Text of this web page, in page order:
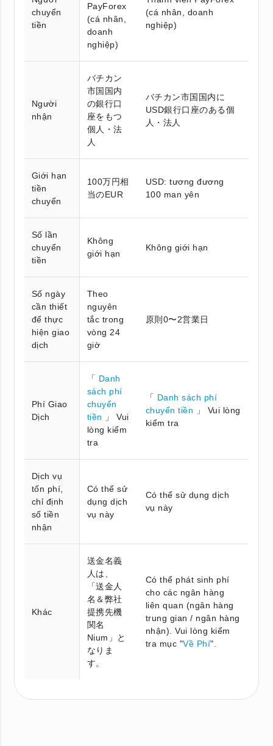
chuyển
tiền
PayForex
(cá nhân,
doanh
nghiệp)
(cá nhân, doanh
nghiệp)
Người
nhận
バチカン
市国国内
の銀行口
座をもつ
個人・法
人
バチカン市国国内に
USD銀行口座のある個
人・法人
Giới hạn
tiền
chuyển
100万円相
当のEUR
USD: tương đương
100 man yên
Số lần
chuyển
tiền
Không
giới hạn
Không giới hạn
Số ngày
cần thiết
để thực
hiện giao
dịch
Theo
nguyên
tắc trong
vòng 24
giờ
原則0〜2営業日
Phí Giao
Dịch
「 Danh
sách phí
chuyển
tiền
」 Vui
lòng kiểm
tra
「 Danh sách phí
chuyển tiền
」 Vui lòng
kiểm tra
Dịch vụ
tốn phí,
chỉ định
số tiền
nhận
Có thể sử
dụng dịch
vụ này
Có thể sử dụng dịch
vụ này
Khác
送金名義
人は、
「送金人
名＆弊社
提携先機
関名
Nium」と
なりま
す。
Có thể phát sinh phí
cho các ngân hàng
liên quan (ngân hàng
trung gian / ngân hàng
nhận). Vui lòng kiểm
tra mục "Về Phí".